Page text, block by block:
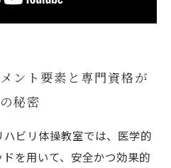
ント要素と専門資格が
秘密
ビリ体操教室では、医学的
を用いて、安全かつ効果的